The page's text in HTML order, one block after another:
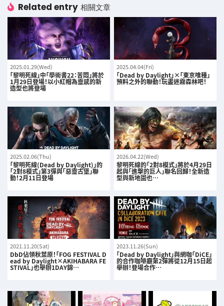
Related entry 相關文章
2025.01.29(Wed)
「黎明死線」中「學術書22：苦悶」將於
1月29日登場！以小紅帽為靈感的新
造型也將登場
2025.04.04(Fri)
「Dead by Daylight」×「東京喰種」
預料之外的聯動！玩盡迷霧森林吧！
2025.02.06(Thu)
「黎明死線(Dead by Daylight)」的
「2對8模式」第3彈與「惡靈古堡」聯
動！2月11日登場
2026.04.22(Wed)
黎明死線的「2對8模式」將於4月29日
起與「進擊的巨人」聯名回歸！全新造
型與新地圖也…
2021.11.20(Sat)
DbD佔領秋葉原！「FOG FESTIVAL D
ead by Daylight×AKIHABARA FE
STIVAL」也舉辦1DAY錦…
2023.11.26(Sun)
「Dead by Daylight」與網咖「DiCE」
的合作咖啡廳第2彈將從12月15日起
舉辦！登場合作…